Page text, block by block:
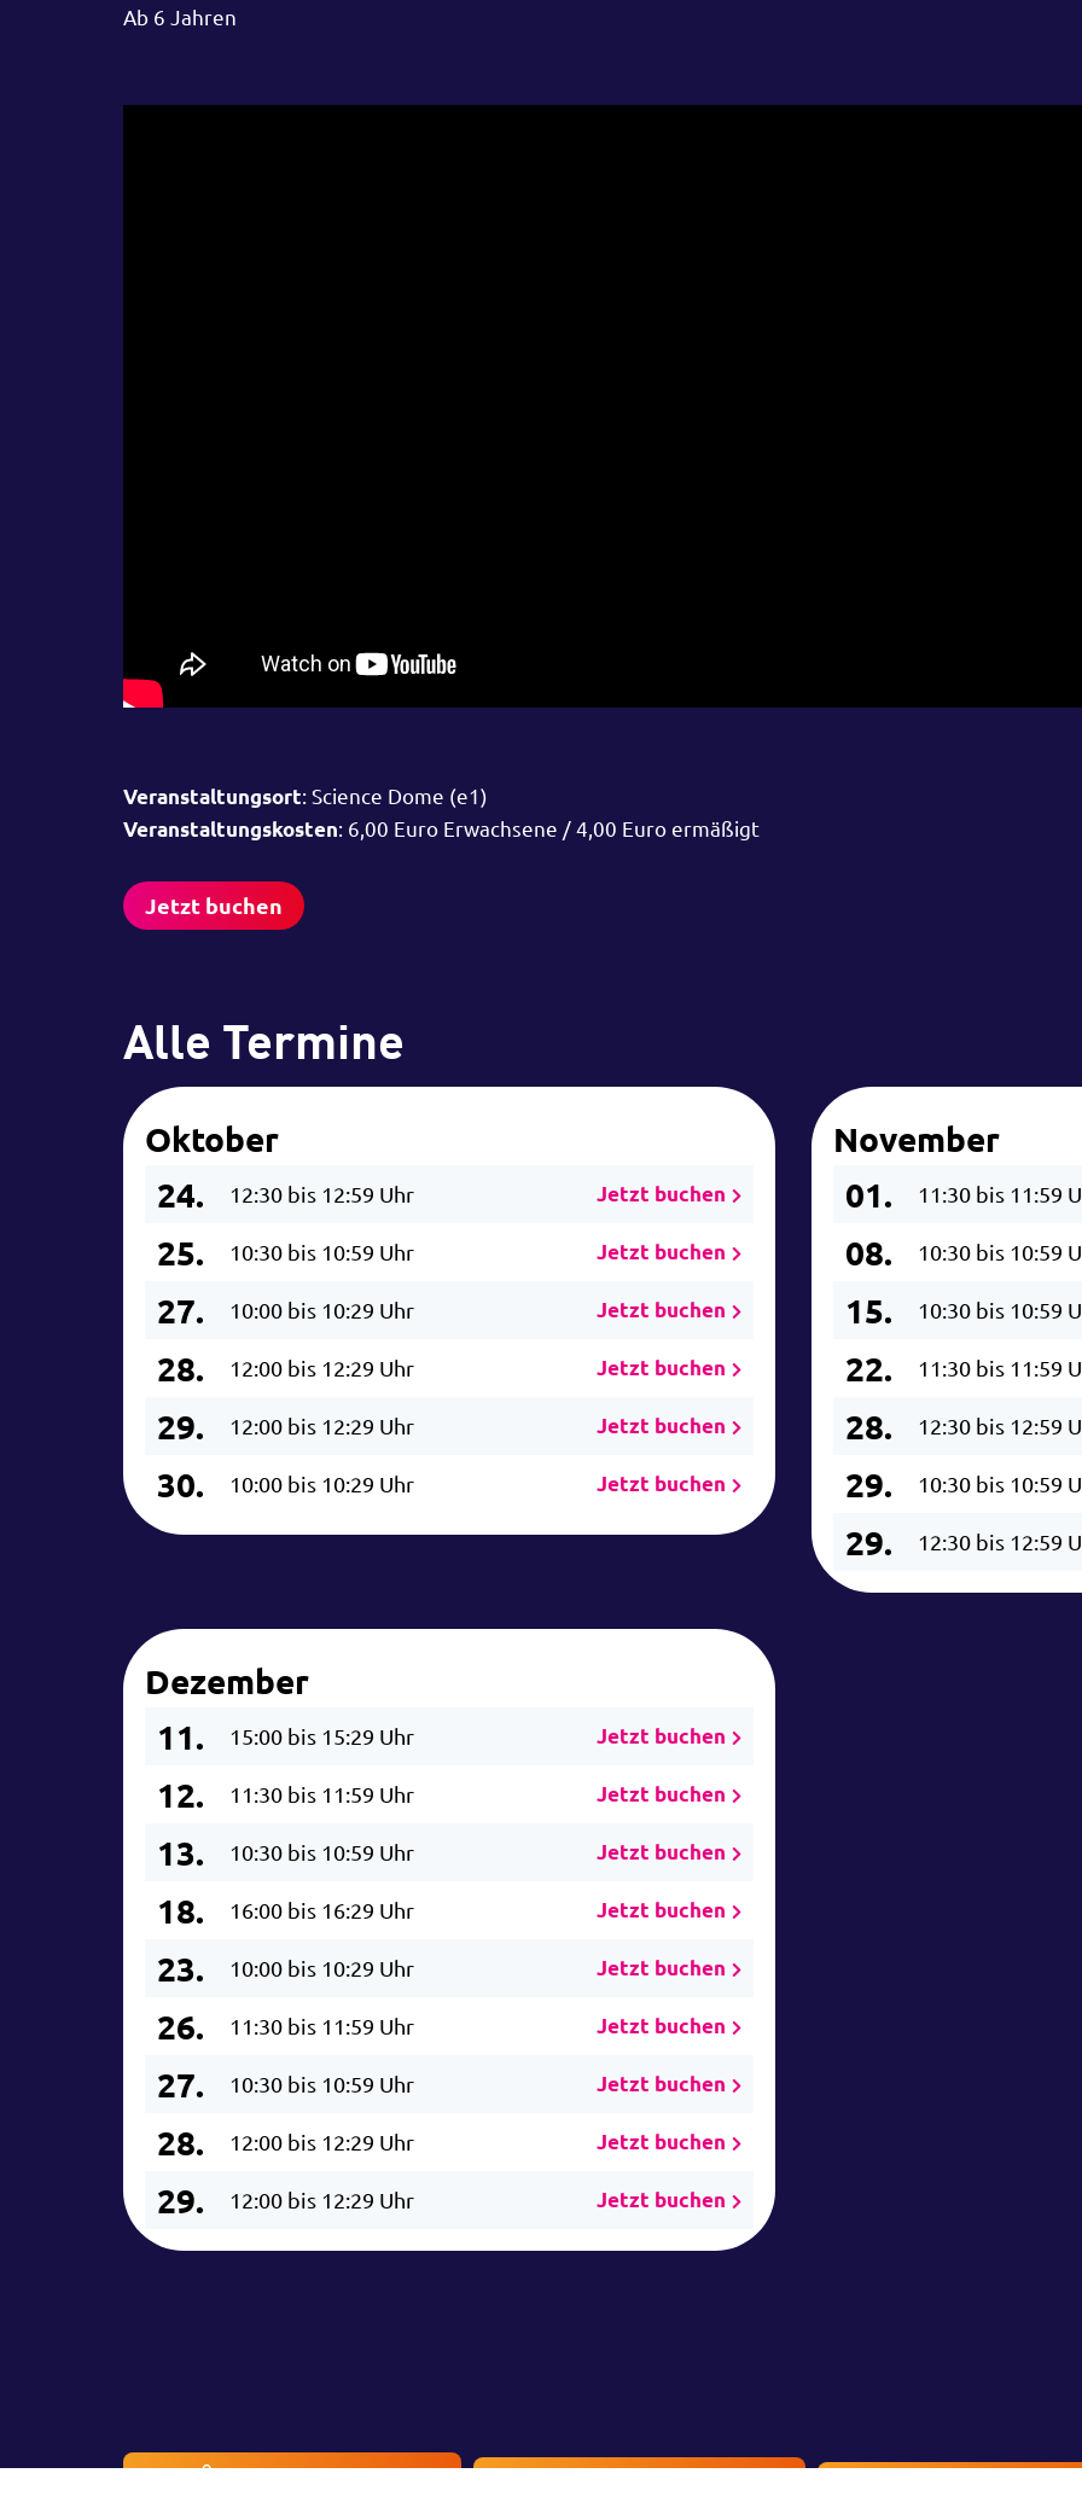
Ab 6 Jahren
Veranstaltungsort: Science Dome (e1)
Veranstaltungskosten: 6,00 Euro Erwachsene / 4,00 Euro ermäßigt
Jetzt buchen
Alle Termine
Oktober
24.
12:30 bis 12:59 Uhr Jetzt buchen
25. 10:30 bis 10:59 Uhr Jetzt buchen
27. 10:00 bis 10:29 Uhr Jetzt buchen
28. 12:00 bis 12:29 Uhr Jetzt buchen
29. 12:00 bis 12:29 Uhr Jetzt buchen
30. 10:00 bis 10:29 Uhr Jetzt buchen
November
01.
11:30 bis 11:59
08. 10:30 bis 10:59
15. 10:30 bis 10:59
22. 11:30 bis 11:59
28. 12:30 bis 12:59
29. 10:30 bis 10:59
29. 12:30 bis 12:59
Dezember
11.
15:00 bis 15:29 Uhr Jetzt buchen
12. 11:30 bis 11:59 Uhr Jetzt buchen
13. 10:30 bis 10:59 Uhr Jetzt buchen
18. 16:00 bis 16:29 Uhr Jetzt buchen
23. 10:00 bis 10:29 Uhr Jetzt buchen
26. 11:30 bis 11:59 Uhr Jetzt buchen
27. 10:30 bis 10:59 Uhr Jetzt buchen
28. 12:00 bis 12:29 Uhr Jetzt buchen
29. 12:00 bis 12:29 Uhr Jetzt buchen